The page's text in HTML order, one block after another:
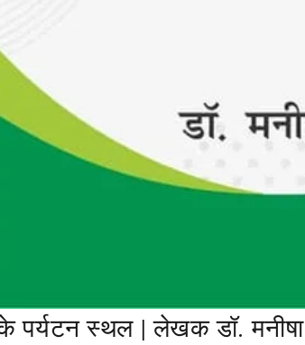
पर्यटन स्थल | लेखक डॉ.